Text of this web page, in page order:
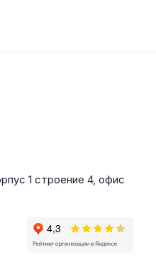
1 строение 4, офис